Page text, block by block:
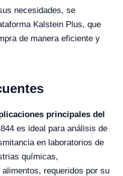
necesidades, se
Kalstein Plus, que
de manera eficiente y
principales del
es ideal para análisis de
en laboratorios de
químicas,
requeridos por su